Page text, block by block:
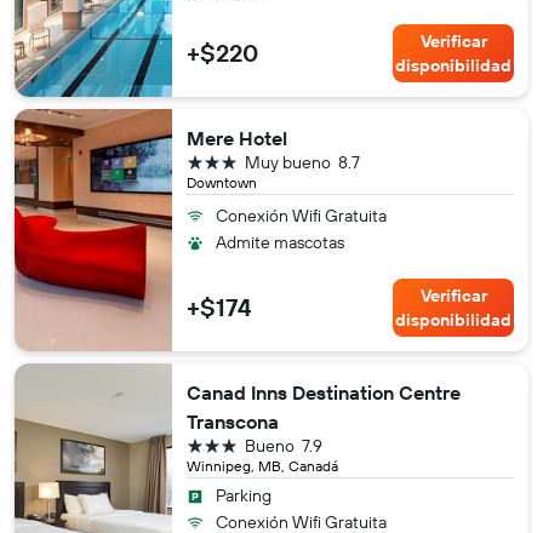
+$220
Verificar
disponibilidad
Mere Hotel
Downtown
8.7
Muy bueno
3 estrellas
Conexión Wifi Gratuita
Admite mascotas
+$174
Verificar
disponibilidad
Canad Inns Destination Centre
Transcona
Winnipeg, MB, Canadá
7.9
Bueno
3 estrellas
Parking
Conexión Wifi Gratuita